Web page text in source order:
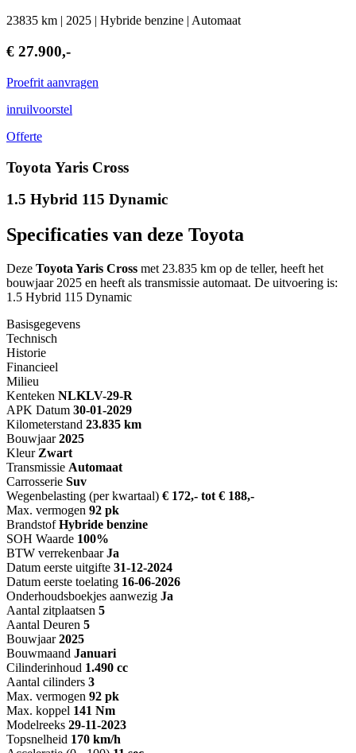
23835 km | 2025 | Hybride benzine | Automaat
€ 27.900,-
Proefrit aanvragen
inruilvoorstel
Offerte
Toyota Yaris Cross
1.5 Hybrid 115 Dynamic
Specificaties van deze Toyota
Deze Toyota Yaris Cross met 23.835 km op de teller, heeft het
bouwjaar 2025 en heeft als transmissie automaat. De uitvoering is:
1.5 Hybrid 115 Dynamic
Basisgegevens
Technisch
Historie
Financieel
Milieu
Kenteken NLKLV-29-R
APK Datum 30-01-2029
Kilometerstand 23.835 km
Bouwjaar 2025
Kleur Zwart
Transmissie Automaat
Carrosserie Suv
Wegenbelasting (per kwartaal) € 172,- tot € 188,-
Max. vermogen 92 pk
Brandstof Hybride benzine
SOH Waarde 100%
BTW verrekenbaar Ja
Datum eerste uitgifte 31-12-2024
Datum eerste toelating 16-06-2026
Onderhoudsboekjes aanwezig Ja
Aantal zitplaatsen 5
Aantal Deuren 5
Bouwjaar 2025
Bouwmaand Januari
Cilinderinhoud 1.490 cc
Aantal cilinders 3
Max. vermogen 92 pk
Max. koppel 141 Nm
Modelreeks 29-11-2023
Topsnelheid 170 km/h